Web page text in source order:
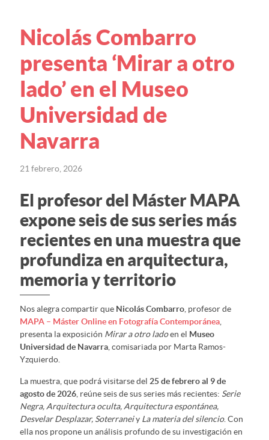
Nicolás Combarro
presenta ‘Mirar a otro
lado’ en el Museo
Universidad de
Navarra
21 febrero, 2026
El profesor del Máster MAPA
expone seis de sus series más
recientes en una muestra que
profundiza en arquitectura,
memoria y territorio
Nos alegra compartir que Nicolás Combarro, profesor de
MAPA – Máster Online en Fotografía Contemporánea,
presenta la exposición Mirar a otro ladoen el Museo
Universidad de Navarra, comisariada por Marta Ramos-
Yzquierdo.
La muestra, que podrá visitarse del 25 de febrero al 9 de
agosto de 2026, reúne seis de sus series más recientes: Serie
Negra, Arquitectura oculta, Arquitectura espontánea,
Desvelar Desplazar, Soterraneiy La materia del silencio. Con
ella nos propone un análisis profundo de su investigación en